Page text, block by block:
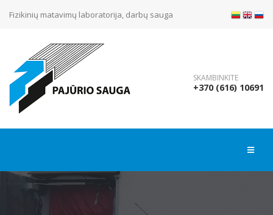
Fizikinių matavimų laboratorija, darbų sauga
SKAMBINKITE
+370 (616) 10691